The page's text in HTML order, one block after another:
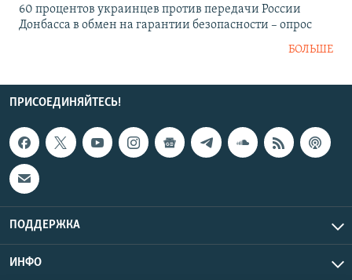
60 процентов украинцев против передачи России
Донбасса в обмен на гарантии безопасности – опрос
БОЛЬШЕ
ПРИСОЕДИНЯЙТЕСЬ!
ПОДДЕРЖКА
ИНФО